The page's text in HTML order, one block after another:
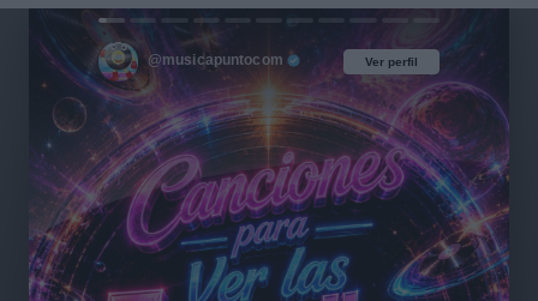
Ver perfil
@musicapuntocom Ver perfil